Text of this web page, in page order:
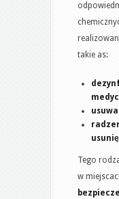
takie as:
Tego
w